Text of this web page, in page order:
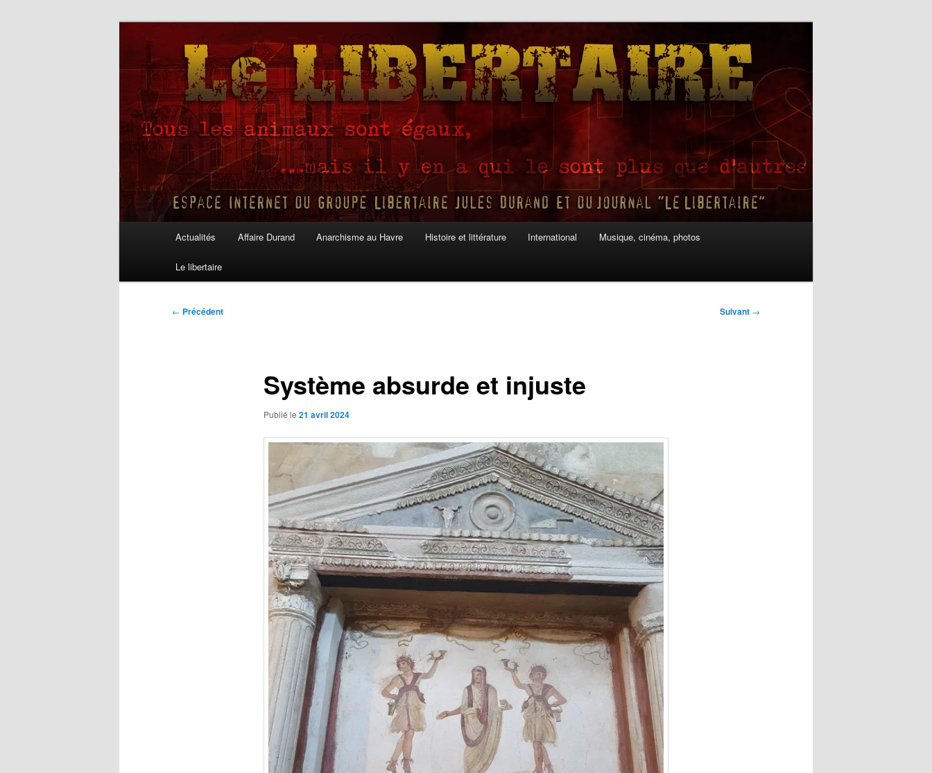
Le Libertaire
Actualités Affaire Durand Anarchisme au Havre Histoire et littérature International Musique, cinéma, photos
Le libertaire
Navigation
← Précédent Suivant →
Système absurde et injuste
Publié le 21 avril 2024